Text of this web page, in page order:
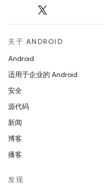
关于 ANDROID
Android
适用于企业的 Android
安全
源代码
新闻
博客
播客
发现